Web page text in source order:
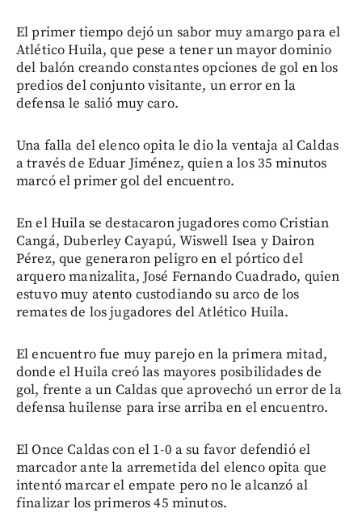
El primer tiempo dejó un sabor muy amargo para el
Atlético Huila, que pese a tener un mayor dominio
del balón creando constantes opciones de gol en los
predios del conjunto visitante, un error en la
defensa le salió muy caro.
Una falla del elenco opita le dio la ventaja al Caldas
a través de Eduar Jiménez, quien a los 35 minutos
marcó el primer gol del encuentro.
En el Huila se destacaron jugadores como Cristian
Cangá, Duberley Cayapú, Wiswell Isea y Dairon
Pérez, que generaron peligro en el pórtico del
arquero manizalita, José Fernando Cuadrado, quien
estuvo muy atento custodiando su arco de los
remates de los jugadores del Atlético Huila.
El encuentro fue muy parejo en la primera mitad,
donde el Huila creó las mayores posibilidades de
gol, frente a un Caldas que aprovechó un error de la
defensa huilense para irse arriba en el encuentro.
El Once Caldas con el 1-0 a su favor defendió el
marcador ante la arremetida del elenco opita que
intentó marcar el empate pero no le alcanzó al
finalizar los primeros 45 minutos.